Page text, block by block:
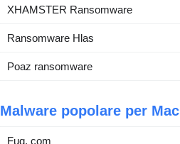
XHAMSTER Ransomware
Ransomware Hlas
Poaz ransomware
Malware popolare per Mac
Fuq. com